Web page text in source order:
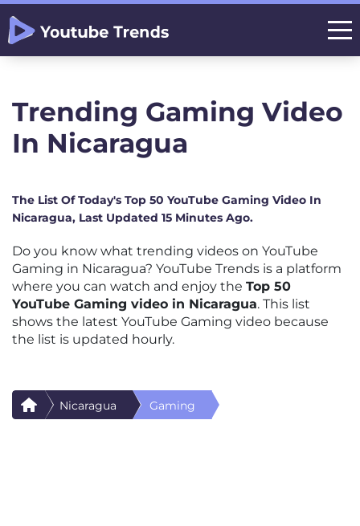
Trending Gaming Video
In Nicaragua
The List Of Today's Top 50 YouTube Gaming Video In
Nicaragua, Last Updated 15 Minutes Ago.
Do you know what trending videos on YouTube
Gaming in Nicaragua? YouTube Trends is a platform
where you can watch and enjoy the Top 50
YouTube Gaming video in Nicaragua. This list
shows the latest YouTube Gaming video because
the list is updated hourly.
Nicaragua Gaming